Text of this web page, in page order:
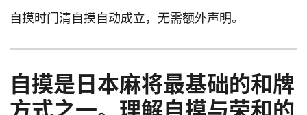
自摸时门清自摸自动成立，无需额外声明。
自摸是日本麻将最基础的和牌